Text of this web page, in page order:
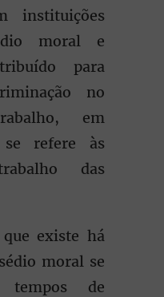
instituições
moral e
para
no
em
refere às
das
existe há
moral se
tempos de